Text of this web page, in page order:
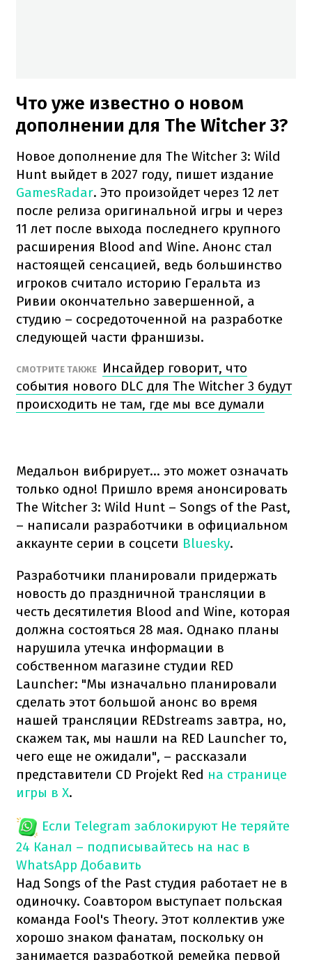
Что уже известно о новом
дополнении для The Witcher 3?
Новое дополнение для The Witcher 3: Wild
Hunt выйдет в 2027 году, пишет издание
GamesRadar. Это произойдет через 12 лет
после релиза оригинальной игры и через
11 лет после выхода последнего крупного
расширения Blood and Wine. Анонс стал
настоящей сенсацией, ведь большинство
игроков считало историю Геральта из
Ривии окончательно завершенной, а
студию – сосредоточенной на разработке
следующей части франшизы.
СМОТРИТЕ ТАКЖЕ
Инсайдер говорит, что
события нового DLC для The Witcher 3 будут
происходить не там, где мы все думали
Медальон вибрирует... это может означать
только одно! Пришло время анонсировать
The Witcher 3: Wild Hunt – Songs of the Past,
– написали разработчики в официальном
аккаунте серии в соцсети Bluesky.
Разработчики планировали придержать
новость до праздничной трансляции в
честь десятилетия Blood and Wine, которая
должна состояться 28 мая. Однако планы
нарушила утечка информации в
собственном магазине студии RED
Launcher: "Мы изначально планировали
сделать этот большой анонс во время
нашей трансляции REDstreams завтра, но,
скажем так, мы нашли на RED Launcher то,
чего еще не ожидали", – рассказали
представители CD Projekt Red на странице
игры в X.
Если Telegram заблокируют Не теряйте
24 Канал – подписывайтесь на нас в
WhatsApp Добавить
Над Songs of the Past студия работает не в
одиночку. Соавтором выступает польская
команда Fool's Theory. Этот коллектив уже
хорошо знаком фанатам, поскольку он
занимается разработкой ремейка первой